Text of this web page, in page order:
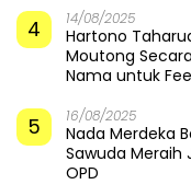
4 14/08/2025
Hartono
Moutong
Nama untuk
5 16/08/2025
Nada Merdeka
Sawuda Meraih
OPD